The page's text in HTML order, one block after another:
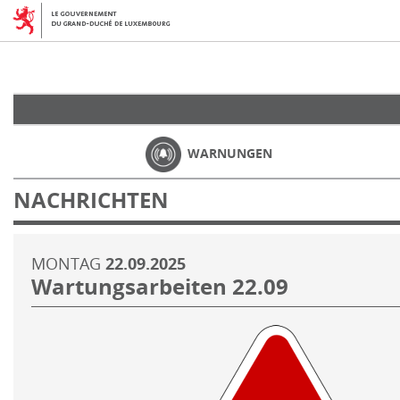
WARNUNGEN
NACHRICHTEN
MONTAG 22.09.2025
Wartungsarbeiten 22.09